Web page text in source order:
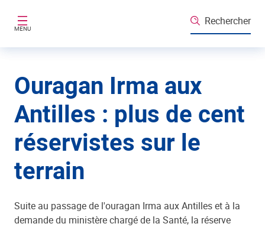
MENU
Rechercher
Ouragan Irma aux
Antilles : plus de cent
réservistes sur le
terrain
Suite au passage de l'ouragan Irma aux Antilles et à la
demande du ministère chargé de la Santé, la réserve